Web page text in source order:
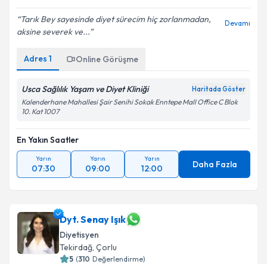
Kişisel verilerimin işlenmesine ilişkin
kapsamda işlenmesini kabul ediyorum.
Takvim Talebini Gönder
Tarık Bey sayesinde diyet sürecim hiç zorlanmadan,
aksine severek ve...
Devamı
Adres 1 Online Görüşme
Usca Sağlılık Yaşam ve Diyet Kliniği Haritada Göster
Kalenderhane Mahallesi Şair Senihi Sokak Enntepe Mall Office C Blok
10. Kat 1007
En Yakın Saatler
Yarın
07:30
Yarın
09:00
Yarın
12:00 Daha Fazla
Dyt. Senay Işık
Diyetisyen
Tekirdağ, Çorlu
5 (310 Değerlendirme)